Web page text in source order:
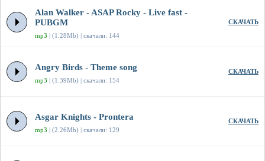
Alan Walker - ASAP Rocky - Live fast -
PUBGM
mp3 | (1.28Mb) | скачали: 144
СКАЧАТЬ
Angry Birds - Theme song
mp3 | (1.39Mb) | скачали: 154
СКАЧАТЬ
Asgar Knights - Prontera
mp3 | (2.26Mb) | скачали: 129
СКАЧАТЬ